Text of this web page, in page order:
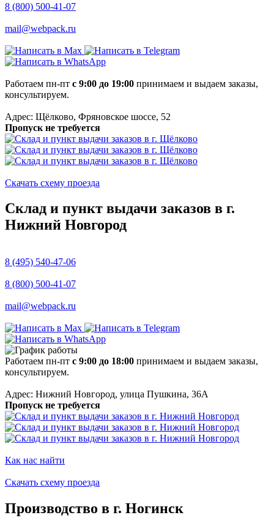
8 (800) 500-41-07
mail@webpack.ru
Работаем пн-пт с 9:00 до 19:00 принимаем и выдаем заказы,
консультируем.
Адрес: Щёлково, Фряновское шоссе, 52
Пропуск не требуется
Скачать схему проезда
Склад и пункт выдачи заказов в г.
Нижний Новгород
8 (495) 540-47-06
8 (800) 500-41-07
mail@webpack.ru
Работаем пн-пт с 9:00 до 18:00 принимаем и выдаем заказы,
консультируем.
Адрес: Нижний Новгород, улица Пушкина, 36А
Пропуск не требуется
Как нас найти
Скачать схему проезда
Производство в г. Ногинск